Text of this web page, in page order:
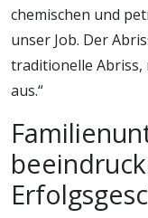
chemischen und
unser Job. Der
traditionelle Abriss,
aus.“